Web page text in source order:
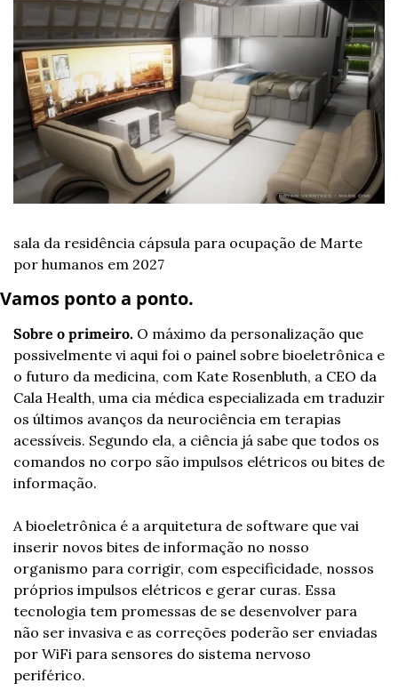
sala da residência cápsula para ocupação de Marte
por humanos em 2027
Vamos ponto a ponto.
Sobre o primeiro. O máximo da personalização que
possivelmente vi aqui foi o painel sobre bioeletrônica e
o futuro da medicina, com Kate Rosenbluth, a CEO da
Cala Health, uma cia médica especializada em traduzir
os últimos avanços da neurociência em terapias
acessíveis. Segundo ela, a ciência já sabe que todos os
comandos no corpo são impulsos elétricos ou bites de
informação.
A bioeletrônica é a arquitetura de software que vai
inserir novos bites de informação no nosso
organismo para corrigir, com especificidade, nossos
próprios impulsos elétricos e gerar curas. Essa
tecnologia tem promessas de se desenvolver para
não ser invasiva e as correções poderão ser enviadas
por Wi­Fi para sensores do sistema nervoso
periférico.